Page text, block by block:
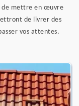
de mettre en œuvre
de livrer des
vos attentes.